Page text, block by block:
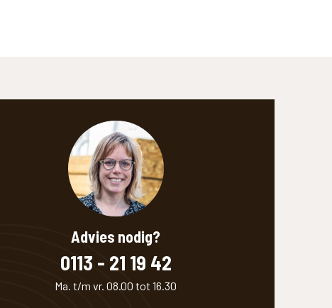
Advies nodig?
0113 - 21 19 42
Ma. t/m vr. 08.00 tot 16.30